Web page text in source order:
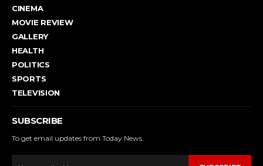
CINEMA
MOVIE REVIEW
GALLERY
HEALTH
POLITICS
SPORTS
TELEVISION
SUBSCRIBE
To get email updates from Today News.